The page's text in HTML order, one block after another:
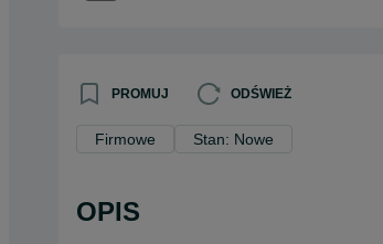
PROMUJ ODŚWIEŻ
Firmowe Stan: Nowe
OPIS